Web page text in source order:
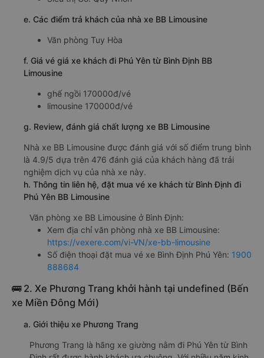
e. Các điểm trả khách của nhà xe BB Limousine
Văn phòng Tuy Hòa
f. Giá vé giá xe khách đi Phú Yên từ Bình Định BB
Limousine
ghế ngồi 170000đ/vé
limousine 170000đ/vé
g. Review, đánh giá chất lượng xe BB Limousine
Nhà xe BB Limousine được đánh giá với số điểm trung bình
là 4.9/5 dựa trên 476 đánh giá của khách hàng đã trải
nghiệm dịch vụ của nhà xe này.
h. Thông tin liên hệ, đặt mua vé xe khách từ Bình Định đi
Phú Yên BB Limousine
Văn phòng xe BB Limousine ở Bình Định:
Xem địa chỉ văn phòng nhà xe BB Limousine:
https://vexere.com/vi-VN/xe-bb-limousine
Số điện thoại đặt mua vé xe Bình Định Phú Yên: 1900
888684
🚌 2. Xe Phương Trang khởi hành tại undefined (Bến
xe Miền Đông Mới)
a. Giới thiệu xe Phương Trang
Phương Trang là hãng xe giường nằm đi Phú Yên từ Bình